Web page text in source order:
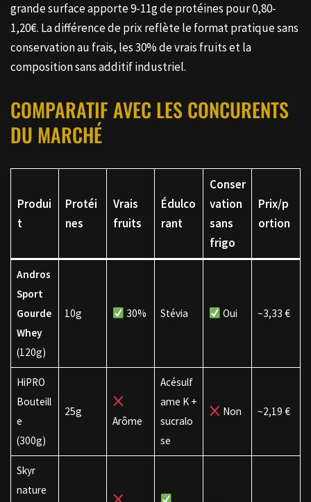
grande surface apporte 9-11g de protéines pour 0,80-
1,20€. La différence de prix reflète le format pratique sans
conservation au frais, les 30% de vrais fruits et la
composition sans additif industriel.
COMPARATIF AVEC LES CONCURENTS
DU MARCHÉ
Produi
t
Protéi
nes
Vrais
fruits
Édulco
rant
Conser
vation
sans
frigo
Prix/p
ortion
Andros
Sport
Gourde
Whey
(120g)
10g 30% Stévia Oui ~3,33 €
HiPRO
Bouteill
e
(300g)
25g
Arôme
Acésulf
ame K +
sucralo
se
Non ~2,19 €
Skyr
nature